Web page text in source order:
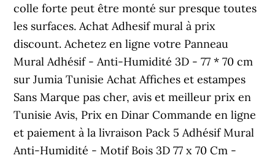
colle forte peut être monté sur presque toutes
les surfaces. Achat Adhesif mural à prix
discount. Achetez en ligne votre Panneau
Mural Adhésif - Anti-Humidité 3D - 77 * 70 cm
sur Jumia Tunisie Achat Affiches et estampes
Sans Marque pas cher, avis et meilleur prix en
Tunisie Avis, Prix en Dinar Commande en ligne
et paiement à la livraison Pack 5 Adhésif Mural
Anti-Humidité - Motif Bois 3D 77 x 70 Cm -